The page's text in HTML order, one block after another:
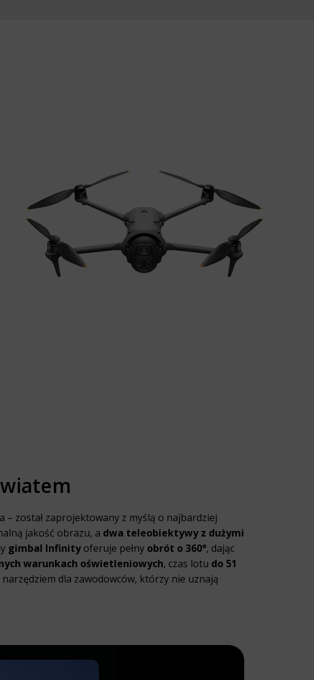
został zaprojektowany z myślą o najbardziej
jakość obrazu, a dwa teleobiektywy z dużymi
gimbal Infinityoferuje pełny obrót o 360°, dając
warunkach oświetleniowych, czas lotu do 51
dla zawodowców, którzy nie uznają